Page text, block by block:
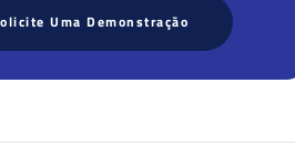
Uma Demonstração